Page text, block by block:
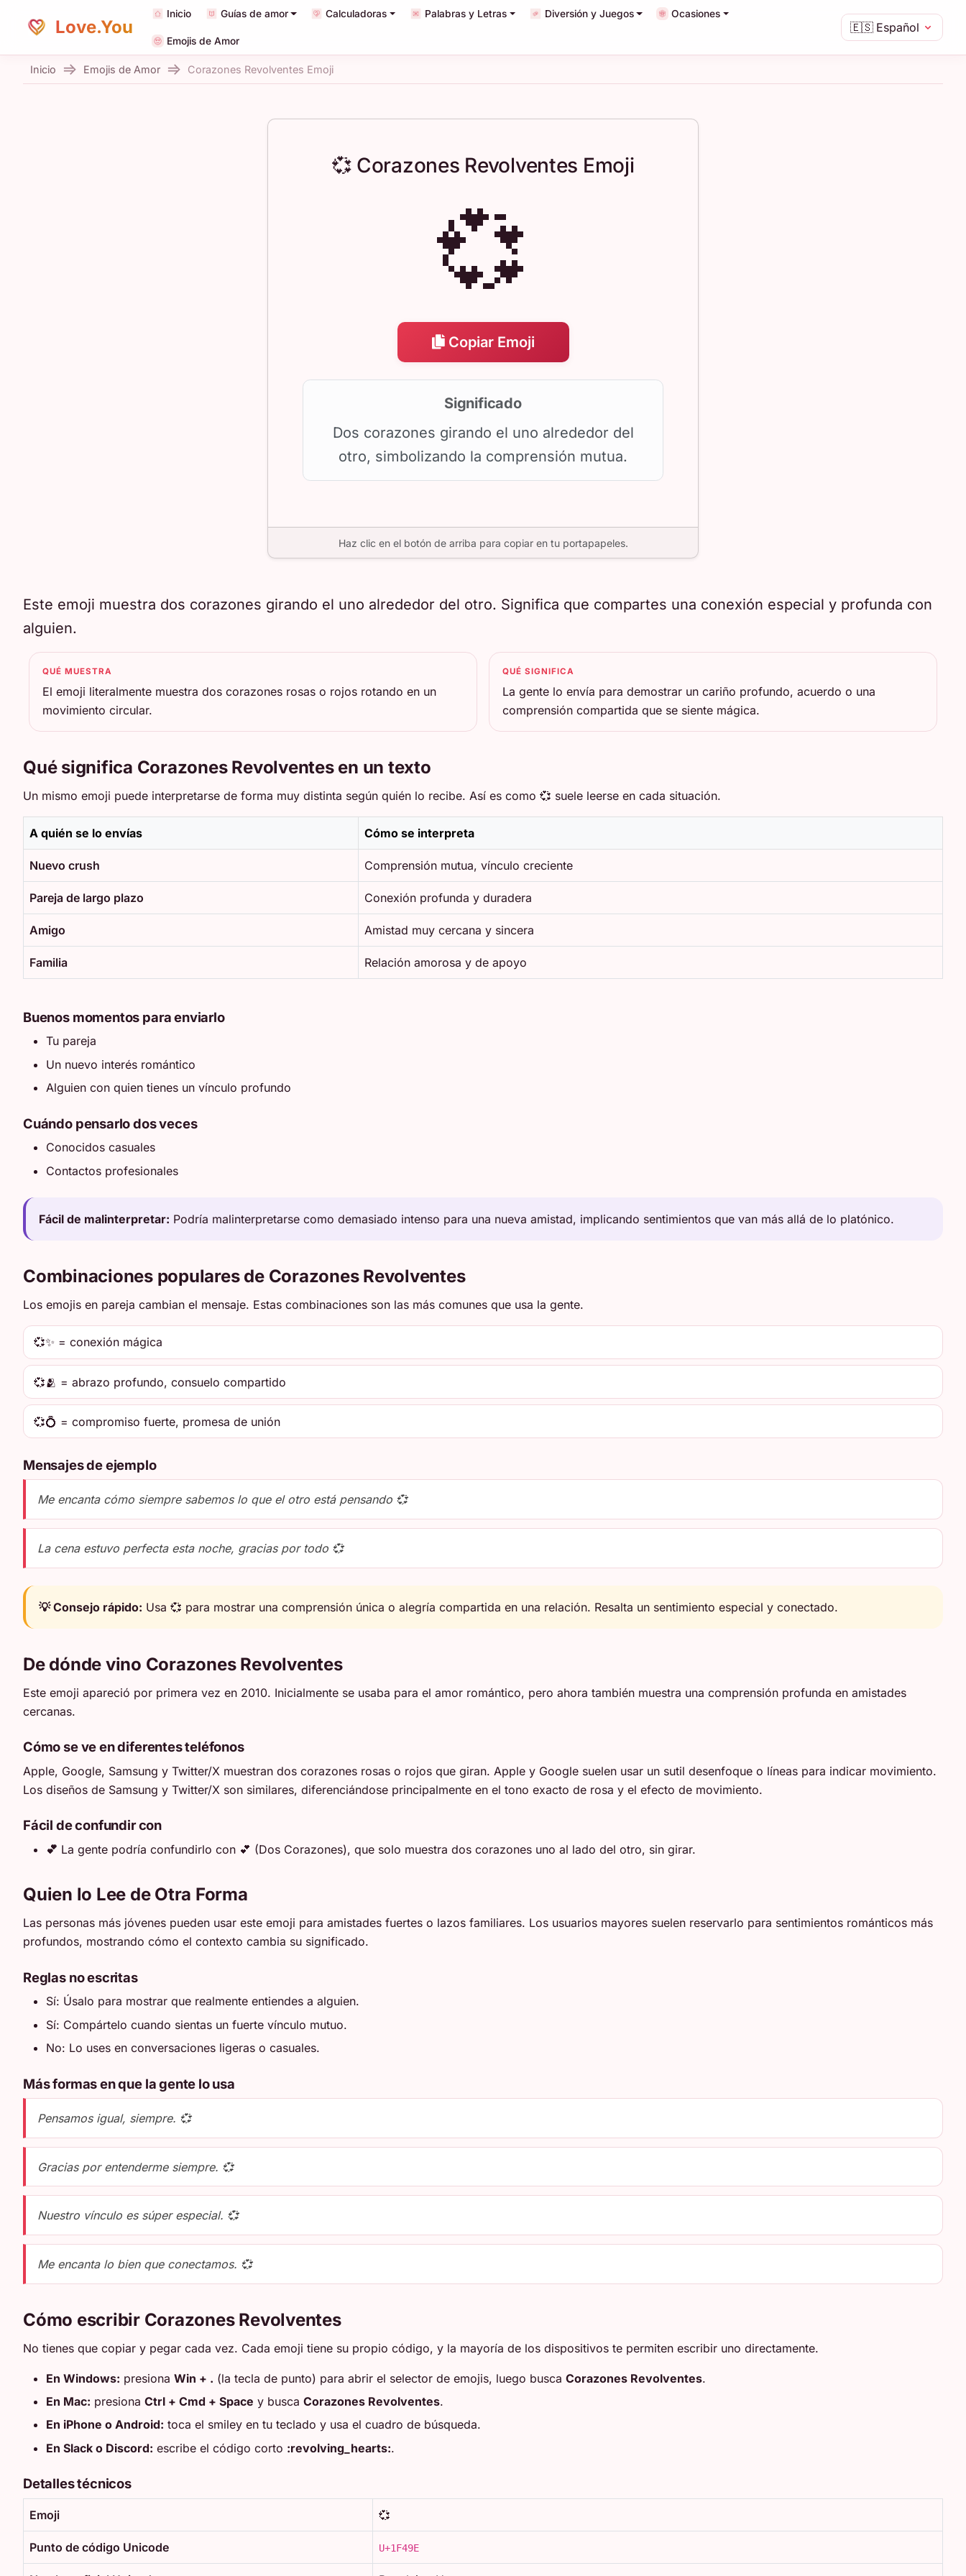
Love.You 🇪🇸 Español
Inicio Guías de amor Calculadoras Palabras y Letras Diversión y Juegos Ocasiones
Emojis de Amor
Inicio Emojis de Amor Corazones Revolventes Emoji
💞 Corazones Revolventes Emoji
💞
Copiar Emoji
Significado
Dos corazones girando el uno alrededor del
otro, simbolizando la comprensión mutua.
Haz clic en el botón de arriba para copiar en tu portapapeles.
Este emoji muestra dos corazones girando el uno alrededor del otro. Significa que compartes una conexión especial y profunda con
alguien.
QUÉ MUESTRA
El emoji literalmente muestra dos corazones rosas o rojos rotando en un
movimiento circular.
QUÉ SIGNIFICA
La gente lo envía para demostrar un cariño profundo, acuerdo o una
comprensión compartida que se siente mágica.
Qué significa Corazones Revolventes en un texto
Un mismo emoji puede interpretarse de forma muy distinta según quién lo recibe. Así es como 💞 suele leerse en cada situación.
A quién se lo envías Cómo se interpreta
Nuevo crush Comprensión mutua, vínculo creciente
Pareja de largo plazo Conexión profunda y duradera
Amigo Amistad muy cercana y sincera
Familia Relación amorosa y de apoyo
Buenos momentos para enviarlo
Tu pareja
Un nuevo interés romántico
Alguien con quien tienes un vínculo profundo
Cuándo pensarlo dos veces
Conocidos casuales
Contactos profesionales
Fácil de malinterpretar: Podría malinterpretarse como demasiado intenso para una nueva amistad, implicando sentimientos que van más allá de lo platónico.
Combinaciones populares de Corazones Revolventes
Los emojis en pareja cambian el mensaje. Estas combinaciones son las más comunes que usa la gente.
💞✨ = conexión mágica
💞🫂 = abrazo profundo, consuelo compartido
💞💍 = compromiso fuerte, promesa de unión
Mensajes de ejemplo
Me encanta cómo siempre sabemos lo que el otro está pensando 💞
La cena estuvo perfecta esta noche, gracias por todo 💞
💡 Consejo rápido: Usa 💞 para mostrar una comprensión única o alegría compartida en una relación. Resalta un sentimiento especial y conectado.
De dónde vino Corazones Revolventes
Este emoji apareció por primera vez en 2010. Inicialmente se usaba para el amor romántico, pero ahora también muestra una comprensión profunda en amistades
cercanas.
Cómo se ve en diferentes teléfonos
Apple, Google, Samsung y Twitter/X muestran dos corazones rosas o rojos que giran. Apple y Google suelen usar un sutil desenfoque o líneas para indicar movimiento.
Los diseños de Samsung y Twitter/X son similares, diferenciándose principalmente en el tono exacto de rosa y el efecto de movimiento.
Fácil de confundir con
💕 La gente podría confundirlo con 💕 (Dos Corazones), que solo muestra dos corazones uno al lado del otro, sin girar.
Quien lo Lee de Otra Forma
Las personas más jóvenes pueden usar este emoji para amistades fuertes o lazos familiares. Los usuarios mayores suelen reservarlo para sentimientos románticos más
profundos, mostrando cómo el contexto cambia su significado.
Reglas no escritas
Sí: Úsalo para mostrar que realmente entiendes a alguien.
Sí: Compártelo cuando sientas un fuerte vínculo mutuo.
No: Lo uses en conversaciones ligeras o casuales.
Más formas en que la gente lo usa
Pensamos igual, siempre. 💞
Gracias por entenderme siempre. 💞
Nuestro vínculo es súper especial. 💞
Me encanta lo bien que conectamos. 💞
Cómo escribir Corazones Revolventes
No tienes que copiar y pegar cada vez. Cada emoji tiene su propio código, y la mayoría de los dispositivos te permiten escribir uno directamente.
En Windows: presiona Win + . (la tecla de punto) para abrir el selector de emojis, luego busca Corazones Revolventes.
En Mac: presiona Ctrl + Cmd + Space y busca Corazones Revolventes.
En iPhone o Android: toca el smiley en tu teclado y usa el cuadro de búsqueda.
En Slack o Discord: escribe el código corto :revolving_hearts:.
Detalles técnicos
Emoji 💞
Punto de código Unicode U+1F49E